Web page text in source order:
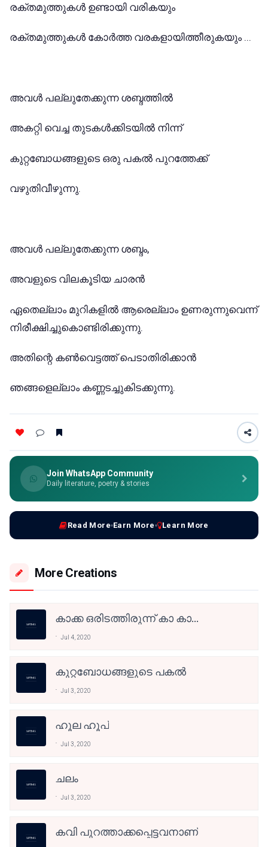
രക്തമുത്തുകൾ ഉണ്ടായി വരികയും
രക്തമുത്തുകൾ കോർത്ത വരകളായിത്തീരുകയും ...
അവൾ പല്ലുതേക്കുന്ന ശബ്ദത്തിൽ
അകറ്റി വെച്ച തുടകൾക്കിടയിൽ നിന്ന്
കുറ്റബോധങ്ങളുടെ ഒരു പകൽ പുറത്തേക്ക്
വഴുതിവീഴുന്നു.
അവൾ പല്ലുതേക്കുന്ന ശബ്ദം,
അവളുടെ വിലകൂടിയ ചാരൻ
ഏതെല്ലാം മുറികളിൽ ആരെല്ലാം ഉണരുന്നുവെന്ന്
നിരീക്ഷിച്ചുകൊണ്ടിരിക്കുന്നു.
അതിന്റെ കൺവെട്ടത്ത് പെടാതിരിക്കാൻ
ഞങ്ങളെല്ലാം കണ്ണടച്ചുകിടക്കുന്നു.
Join WhatsApp Community
Daily literature, poetry & stories
Read More Earn More Learn More
More Creations
കാക്ക ഒരിടത്തിരുന്ന് കാ കാ
Jul 4, 2020
കുറ്റബോധങ്ങളുടെ പകൽ
Jul 3, 2020
ഹൂല ഹൂപ്
Jul 3, 2020
ചലം
Jul 3, 2020
കവി പുറത്താക്കപ്പെട്ടവനാണ്